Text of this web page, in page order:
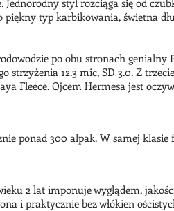
styl rozciąga się od
typ karbikowania, świetna
po obu stronach genialny
12.3 mic, SD 3.0. Z
Fleece. Ojcem Hermesa jest
ponad 300 alpak. W samej klasie
2 lat imponuje wyglądem,
i praktycznie bez włókien